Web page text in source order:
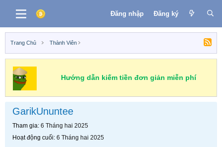
Đăng nhập Đăng ký
Trang Chủ Thành Viên
Hướng dẫn kiếm tiền đơn giản miễn phí
GarikUnuntee
Tham gia 6 Tháng hai 2025
Hoạt động cuối 6 Tháng hai 2025